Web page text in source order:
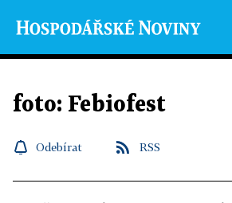
foto: Febiofest
Odebírat RSS